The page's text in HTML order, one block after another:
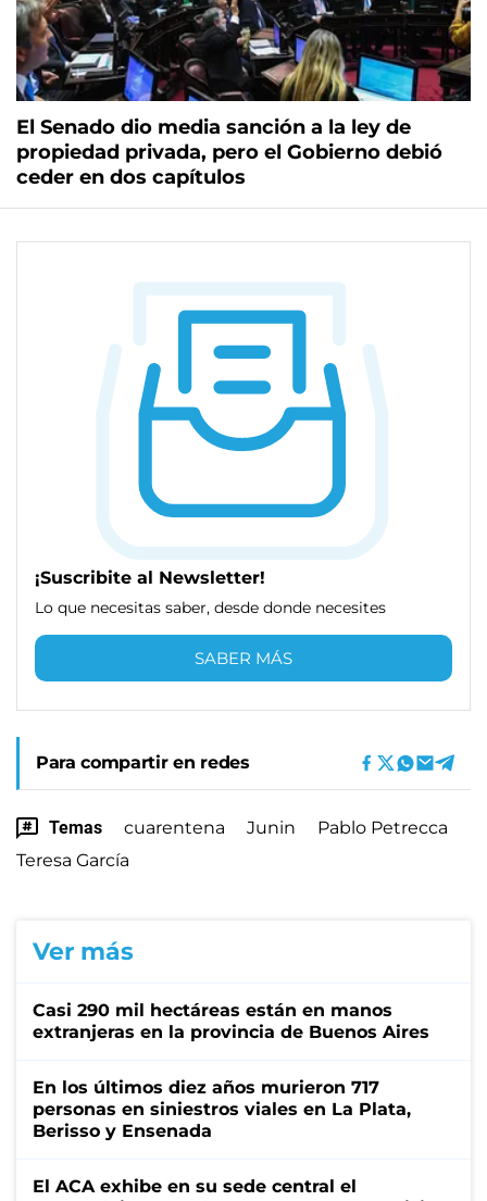
El Senado dio media sanción a la ley de
propiedad privada, pero el Gobierno debió
ceder en dos capítulos
¡Suscribite al Newsletter!
Lo que necesitas saber, desde donde necesites
SABER MÁS
Para compartir en redes
Temas cuarentena Junin
Pablo Petrecca
Teresa García
Ver más
Casi 290 mil hectáreas están en manos
extranjeras en la provincia de Buenos Aires
En los últimos diez años murieron 717
personas en siniestros viales en La Plata,
Berisso y Ensenada
El ACA exhibe en su sede central el